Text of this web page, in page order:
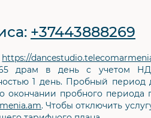
+37443888269
https://
65 драм в день с учетом
1 день. Пробный период
пробного периода
. Чтобы отключить